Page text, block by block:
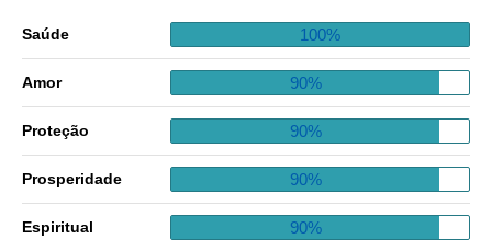
Saúde 100%
Amor 90%
Proteção 90%
Prosperidade 90%
Espiritual 90%